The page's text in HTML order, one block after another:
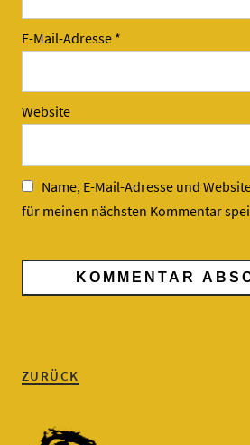
E-Mail-Adresse *
Website
Name, E-Mail-Adresse und
für meinen nächsten Kommentar
ZURÜCK